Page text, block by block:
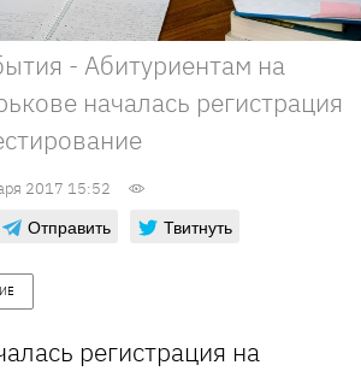
- Абитуриентам на
началась регистрация
2017 15:52
Отправить Твитнуть
регистрация на